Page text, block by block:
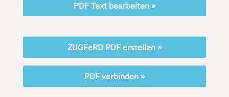
PDF Text bearbeiten »
ZUGFeRD PDF erstellen »
PDF verbinden »